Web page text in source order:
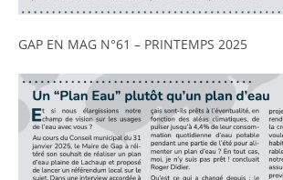
GAP EN MAG N°61 – PRINTEMPS 2025